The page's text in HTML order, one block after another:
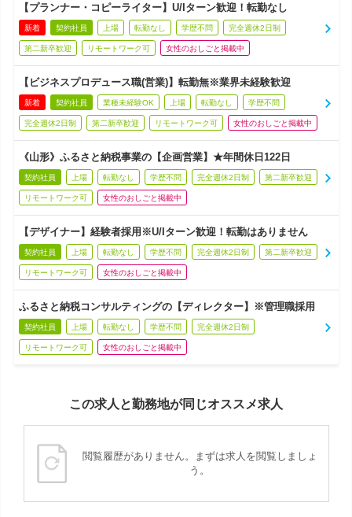
【プランナー・コピーライター】U/Iターン歓迎！転勤なし
新着 契約社員 上場 転勤なし 学歴不問 完全週休2日制
第二新卒歓迎 リモートワーク可 女性のおしごと掲載中
【ビジネスプロデュース職(営業)】転勤無※業界未経験歓迎
新着 契約社員 業種未経験OK 上場 転勤なし 学歴不問
完全週休2日制 第二新卒歓迎 リモートワーク可 女性のおしごと掲載中
《山形》ふるさと納税事業の【企画営業】★年間休日122日
契約社員 上場 転勤なし 学歴不問 完全週休2日制 第二新卒歓迎
リモートワーク可 女性のおしごと掲載中
【デザイナー】経験者採用※U/Iターン歓迎！転勤はありません
契約社員 上場 転勤なし 学歴不問 完全週休2日制 第二新卒歓迎
リモートワーク可 女性のおしごと掲載中
ふるさと納税コンサルティングの【ディレクター】※管理職採用
契約社員 上場 転勤なし 学歴不問 完全週休2日制
リモートワーク可 女性のおしごと掲載中
この求人と勤務地が同じオススメ求人
閲覧履歴がありません。まずは求人を閲覧しましょ
う。